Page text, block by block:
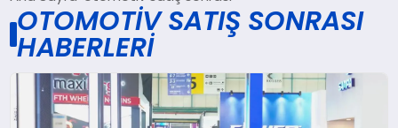
BES / HAYAT
EKONOMI
OTOMOTIV SATIŞ SONRASI
HABERLERI